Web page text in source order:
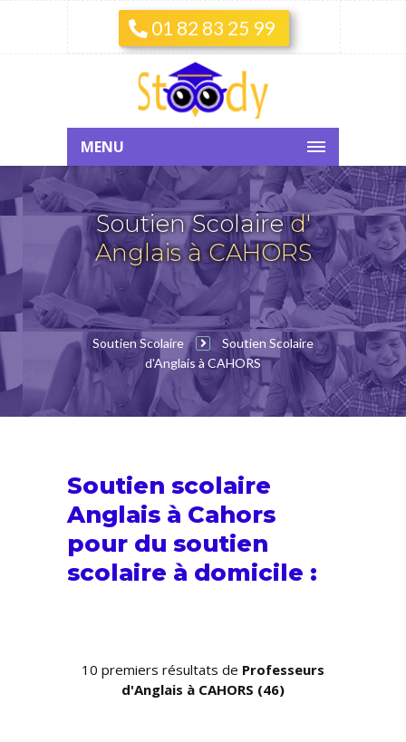
01 82 83 25 99
MENU
Soutien Scolaired'
Anglais à CAHORS
Soutien Scolaire
Soutien Scolaire
d'Anglais à CAHORS
Soutien scolaire
Anglais à Cahors
pour du soutien
scolaire à domicile :
10 premiers résultats de Professeurs
d'Anglais à CAHORS (46)